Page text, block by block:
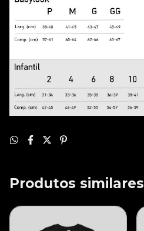
Produtos similares